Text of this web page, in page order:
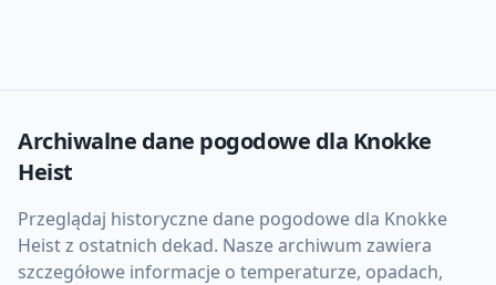
Archiwalne dane pogodowe dla Knokke
Heist
Przeglądaj historyczne dane pogodowe dla Knokke
Heistz ostatnich dekad. Nasze archiwum zawiera
szczegółowe informacje o temperaturze, opadach,